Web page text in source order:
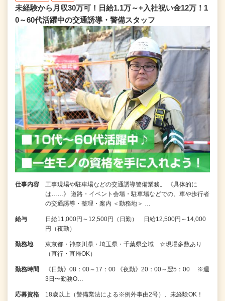
未経験から月収30万可！日給1.1万～+入社祝い金12万！1
0～60代活躍中の交通誘導・警備スタッフ
仕事内容
工事現場や駐車場などの交通誘導警備業務。 《具体的に
は……》 道路・イベント会場・駐車場などでの、車や歩行者
の交通誘導・整理・案内 ＜勤務地＞ …
給与
日給11,000円～12,500円（日勤） 日給12,500円～14,000
円（夜勤）
勤務地
東京都・神奈川県・埼玉県・千葉県全域 ☆現場多数あり
（直行・直帰OK）
勤務時間
《日勤》08：00～17：00 《夜勤》20：00～翌5：00 ※週
3日〜勤務O…
応募資格 18歳以上（警備業法による※例外事由2号）、未経験OK！